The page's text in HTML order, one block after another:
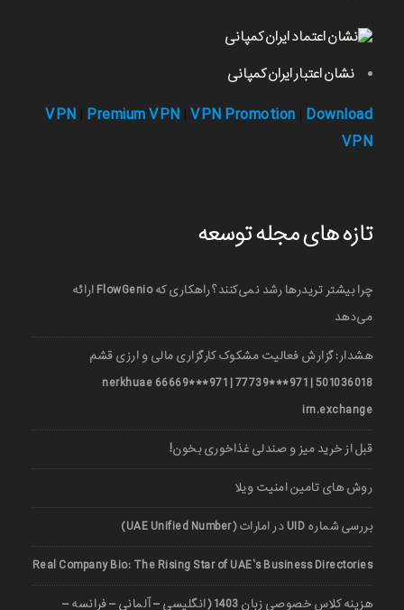
نشان اعتبار ایران کمپانی
VPN Premium VPN VPN Promotion Download
VPN
تازه های مجله توسعه
چرا بیشتر تریدرها رشد نمی‌کنند؟ راهکاری که FlowGenio ارائه
می‌دهد
هشدار: گزارش فعالیت مشکوک کارگزاری مالی و ارزی قشم
501036018 | 971***77739 | 971***66669 nerkhuae
irn.exchange
قبل از خرید میز و صندلی غذاخوری بخون!
روش های تامین امنیت ویلا
بررسی شماره UID در امارات (UAE Unified Number)
Real Company Bio: The Rising Star of UAE’s Business Directories
هزینه کلاس خصوصی زبان 1403 (انگلیسی – آلمانی – فرانسه –